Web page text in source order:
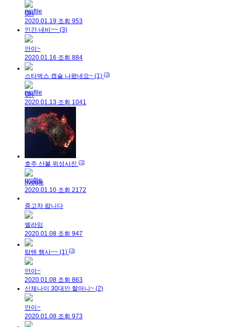
OH
2020.01.19 조회 953
인간 네비~~ (3)
안이~
2020.01.16 조회 884
스타벅스 캡슐 나왔네요~ (1)
OH
2020.01.13 조회 1041
호주 산불 위성사진
hyogle
2020.01.10 조회 2172
중고차 팝니다
엘라임
2020.01.08 조회 947
탑텐 행사~~ (1)
안이~
2020.01.08 조회 863
신체나이 30대인 할머니~ (2)
안이~
2020.01.08 조회 973